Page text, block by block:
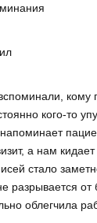
кому
кого-то
а нам
стало
разрывается от
облегчила